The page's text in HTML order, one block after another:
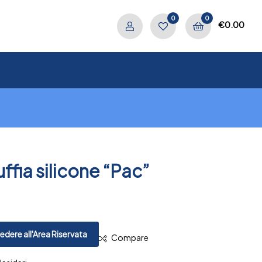
0 0
€0.00
silicone “Pac”
all'Area Riservata Compare